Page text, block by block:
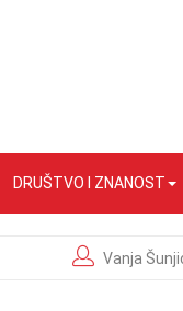
DRUŠTVO I ZNANOST
Vanja